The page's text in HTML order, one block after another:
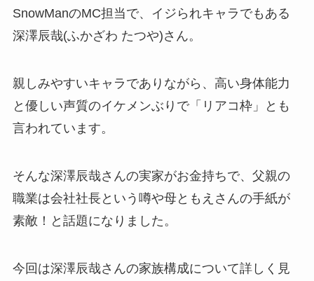
SnowManのMC担当で、イジられキャラでもある
深澤辰哉(ふかざわ たつや)さん。
親しみやすいキャラでありながら、高い身体能力
と優しい声質のイケメンぶりで「リアコ枠」とも
言われています。
そんな深澤辰哉さんの実家がお金持ちで、父親の
職業は会社社長という噂や母ともえさんの手紙が
素敵！と話題になりました。
今回は深澤辰哉さんの家族構成について詳しく見